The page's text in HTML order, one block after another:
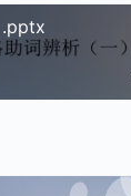
.pptx